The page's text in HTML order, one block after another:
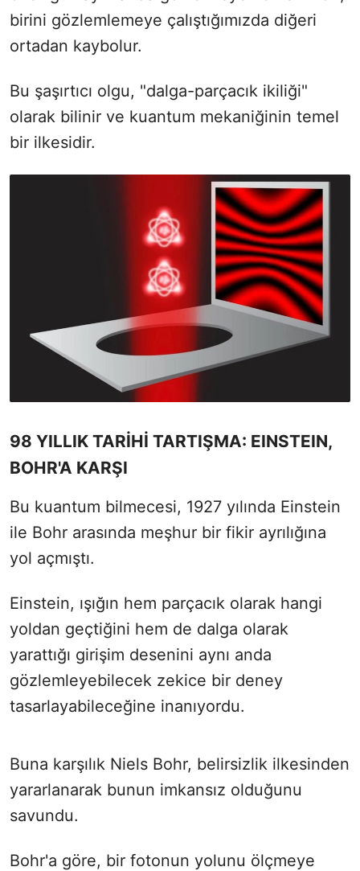
birini gözlemlemeye çalıştığımızda diğeri
ortadan kaybolur.
Bu şaşırtıcı olgu, "dalga-parçacık ikiliği"
olarak bilinir ve kuantum mekaniğinin temel
bir ilkesidir.
98 YILLIK TARİHİ TARTIŞMA: EINSTEIN,
BOHR'A KARŞI
Bu kuantum bilmecesi, 1927 yılında Einstein
ile Bohr arasında meşhur bir fikir ayrılığına
yol açmıştı.
Einstein, ışığın hem parçacık olarak hangi
yoldan geçtiğini hem de dalga olarak
yarattığı girişim desenini aynı anda
gözlemleyebilecek zekice bir deney
tasarlayabileceğine inanıyordu.
Buna karşılık Niels Bohr, belirsizlik ilkesinden
yararlanarak bunun imkansız olduğunu
savundu.
Bohr'a göre, bir fotonun yolunu ölçmeye